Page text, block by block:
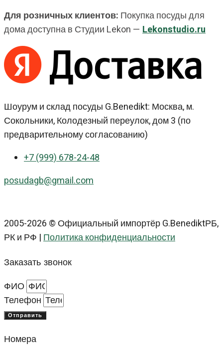
Для розничных клиентов: Покупка посуды для
дома доступна в Студии Lekon — Lekonstudio.ru
Шоурум и склад посуды G.Benedikt: Москва, м.
Сокольники, Колодезный переулок, дом 3 (по
предварительному согласованию)
+7 (999) 678-24-48
posudagb@gmail.com
2005-2026 © Официальный импортёр G.BenediktРБ,
РК и РФ |Политика конфиденциальности
Заказать звонок
ФИО
Телефон
Отправить
Номера